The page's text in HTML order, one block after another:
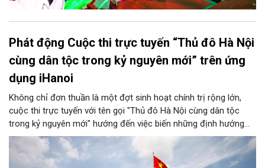
Phát động Cuộc thi trực tuyến “Thủ đô Hà Nội
cùng dân tộc trong kỷ nguyên mới” trên ứng
dụng iHanoi
Không chỉ đơn thuần là một đợt sinh hoạt chính trị rộng lớn,
cuộc thi trực tuyến với tên gọi "Thủ đô Hà Nội cùng dân tộc
trong kỷ nguyên mới" hướng đến việc biến những định hướng
chiến lược trong Nghị quyết số 02-NQ/TW của Bộ Chính trị
thành niềm tin, thành nhận thức chung của mỗi người dân.